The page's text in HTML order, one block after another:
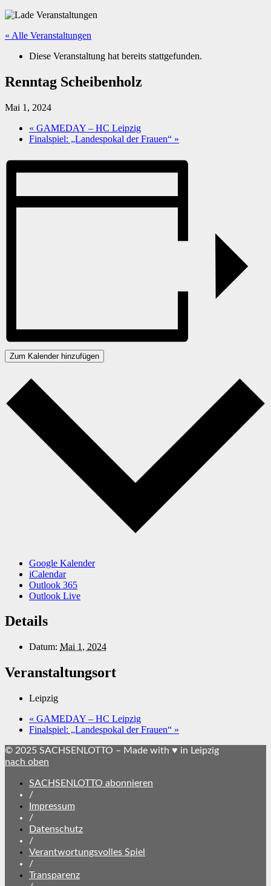
« Alle Veranstaltungen
Diese Veranstaltung hat bereits stattgefunden.
Renntag Scheibenholz
Mai 1, 2024
« GAMEDAY – HC Leipzig
Finalspiel: „Landespokal der Frauen“ »
Zum Kalender hinzufügen
Google Kalender
iCalendar
Outlook 365
Outlook Live
Details
Datum: Mai 1, 2024
Veranstaltungsort
Leipzig
« GAMEDAY – HC Leipzig
Finalspiel: „Landespokal der Frauen“ »
© 2025 SACHSENLOTTO – Made with ♥ in Leipzig
nach oben
SACHSENLOTTO abonnieren
/
Impressum
/
Datenschutz
/
Verantwortungsvolles Spiel
/
Transparenz